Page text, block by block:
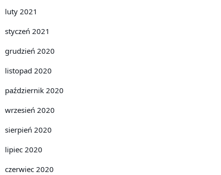
luty 2021
styczeń 2021
grudzień 2020
listopad 2020
październik 2020
wrzesień 2020
sierpień 2020
lipiec 2020
czerwiec 2020